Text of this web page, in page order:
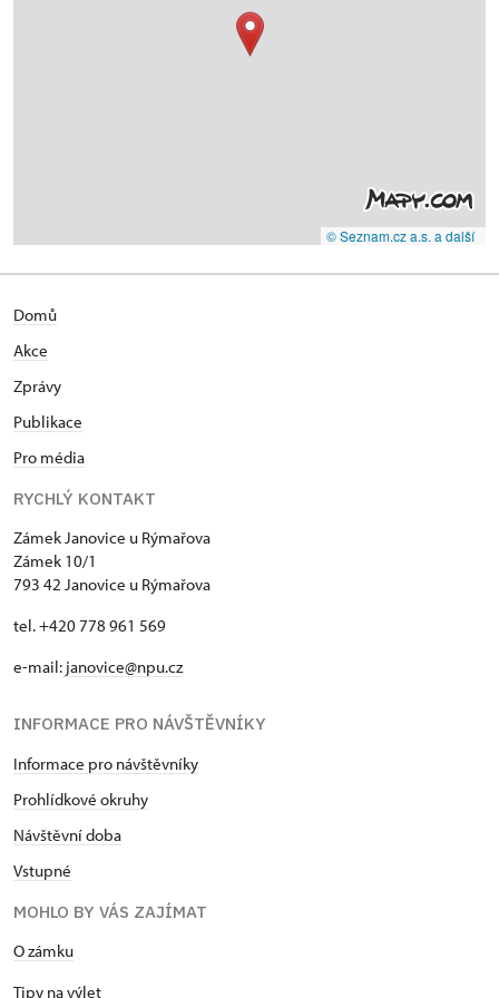
© Seznam.cz a.s. a další
Domů
Akce
Zprávy
Publikace
Pro média
RYCHLÝ KONTAKT
Zámek Janovice u Rýmařova
Zámek 10/1
793 42 Janovice u Rýmařova
tel. +420 778 961 569
e-mail: janovice@npu.cz
INFORMACE PRO NÁVŠTĚVNÍKY
Informace pro návštěvníky
Prohlídkové okruhy
Návštěvní doba
Vstupné
MOHLO BY VÁS ZAJÍMAT
O zámku
Tipy na výlet